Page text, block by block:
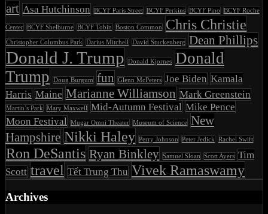
art Asa Hutchinson BCYF Paris Street BCYF Perkins BCYF Pino BCYF Roche
Center BCYF Shelburne BCYF Tobin Boston Common Chris Christie
Christopher Columbus Park Darius Mitchell David Stuckenberg Dean Phillips
Donald J. Trump Donald Kjornes Donald
Trump
Doug Burgum fun Glenn McPeters Joe Biden Kamala
Harris Maine Marianne Williamson Mark Greenstein
Martin’s Park Mary Maxwell Mid-Autumn Festival Mike Pence
Moon Festival
Mugar Omni Theater Museum of Science New
Hampshire Nikki Haley Perry Johnson Peter Jedick Rachel Swift
Ron DeSantis Ryan Binkley Samuel Sloan Scott Ayers Tim
Scott travel Tết Trung Thu Vivek Ramaswamy
Archives